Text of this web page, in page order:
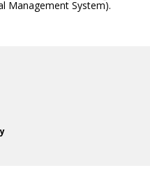
Management System).